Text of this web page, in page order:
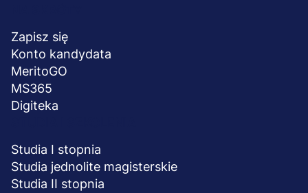
stopka
Zapisz się
Konto kandydata
MeritoGO
MS365
Digiteka
Studia I stopnia
Studia jednolite magisterskie
Studia II stopnia